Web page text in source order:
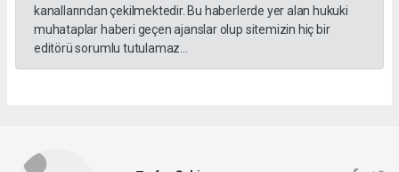
kanallarından çekilmektedir. Bu haberlerde yer alan hukuki
muhataplar haberi geçen ajanslar olup sitemizin hiç bir
editörü sorumlu tutulamaz...